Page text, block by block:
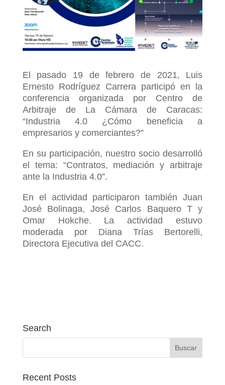
El pasado 19 de febrero de 2021, Luis
Ernesto Rodríguez Carrera participó en la
conferencia organizada por Centro de
Arbitraje de La Cámara de Caracas:
“Industria 4.0 ¿Cómo beneficia a
empresarios y comerciantes?”
En su participación, nuestro socio desarrolló
el tema: “Contratos, mediación y arbitraje
ante la Industria 4.0”.
En el actividad participaron también Juan
José Bolinaga, José Carlos Baquero T y
Omar Hokche. La actividad estuvo
moderada por Diana Trías Bertorelli,
Directora Ejecutiva del CACC.
Search
Recent Posts